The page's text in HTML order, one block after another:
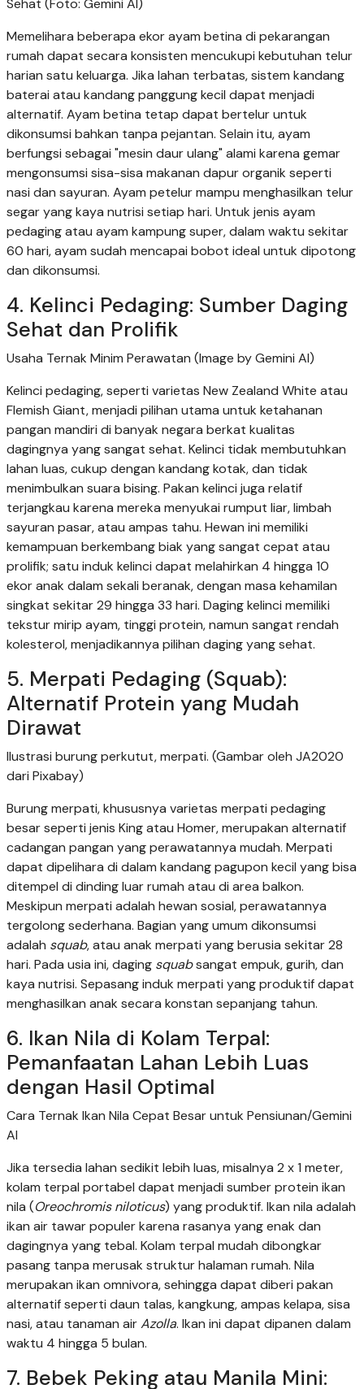
Sehat (Foto: Gemini AI)
Memelihara beberapa ekor ayam betina di pekarangan
rumah dapat secara konsisten mencukupi kebutuhan telur
harian satu keluarga. Jika lahan terbatas, sistem kandang
baterai atau kandang panggung kecil dapat menjadi
alternatif. Ayam betina tetap dapat bertelur untuk
dikonsumsi bahkan tanpa pejantan. Selain itu, ayam
berfungsi sebagai "mesin daur ulang" alami karena gemar
mengonsumsi sisa-sisa makanan dapur organik seperti
nasi dan sayuran. Ayam petelur mampu menghasilkan telur
segar yang kaya nutrisi setiap hari. Untuk jenis ayam
pedaging atau ayam kampung super, dalam waktu sekitar
60 hari, ayam sudah mencapai bobot ideal untuk dipotong
dan dikonsumsi.
4. Kelinci Pedaging: Sumber Daging
Sehat dan Prolifik
Usaha Ternak Minim Perawatan (Image by Gemini AI)
Kelinci pedaging, seperti varietas New Zealand White atau
Flemish Giant, menjadi pilihan utama untuk ketahanan
pangan mandiri di banyak negara berkat kualitas
dagingnya yang sangat sehat. Kelinci tidak membutuhkan
lahan luas, cukup dengan kandang kotak, dan tidak
menimbulkan suara bising. Pakan kelinci juga relatif
terjangkau karena mereka menyukai rumput liar, limbah
sayuran pasar, atau ampas tahu. Hewan ini memiliki
kemampuan berkembang biak yang sangat cepat atau
prolifik; satu induk kelinci dapat melahirkan 4 hingga 10
ekor anak dalam sekali beranak, dengan masa kehamilan
singkat sekitar 29 hingga 33 hari. Daging kelinci memiliki
tekstur mirip ayam, tinggi protein, namun sangat rendah
kolesterol, menjadikannya pilihan daging yang sehat.
5. Merpati Pedaging (Squab):
Alternatif Protein yang Mudah
Dirawat
Ilustrasi burung perkutut, merpati. (Gambar oleh JA2020
dari Pixabay)
Burung merpati, khususnya varietas merpati pedaging
besar seperti jenis King atau Homer, merupakan alternatif
cadangan pangan yang perawatannya mudah. Merpati
dapat dipelihara di dalam kandang pagupon kecil yang bisa
ditempel di dinding luar rumah atau di area balkon.
Meskipun merpati adalah hewan sosial, perawatannya
tergolong sederhana. Bagian yang umum dikonsumsi
adalah squab, atau anak merpati yang berusia sekitar 28
hari. Pada usia ini, daging squabsangat empuk, gurih, dan
kaya nutrisi. Sepasang induk merpati yang produktif dapat
menghasilkan anak secara konstan sepanjang tahun.
6. Ikan Nila di Kolam Terpal:
Pemanfaatan Lahan Lebih Luas
dengan Hasil Optimal
Cara Ternak Ikan Nila Cepat Besar untuk Pensiunan/Gemini
AI
Jika tersedia lahan sedikit lebih luas, misalnya 2 x 1 meter,
kolam terpal portabel dapat menjadi sumber protein ikan
nila (Oreochromis niloticus) yang produktif. Ikan nila adalah
ikan air tawar populer karena rasanya yang enak dan
dagingnya yang tebal. Kolam terpal mudah dibongkar
pasang tanpa merusak struktur halaman rumah. Nila
merupakan ikan omnivora, sehingga dapat diberi pakan
alternatif seperti daun talas, kangkung, ampas kelapa, sisa
nasi, atau tanaman airAzolla. Ikan ini dapat dipanen dalam
waktu 4 hingga 5 bulan.
7. Bebek Peking atau Manila Mini: